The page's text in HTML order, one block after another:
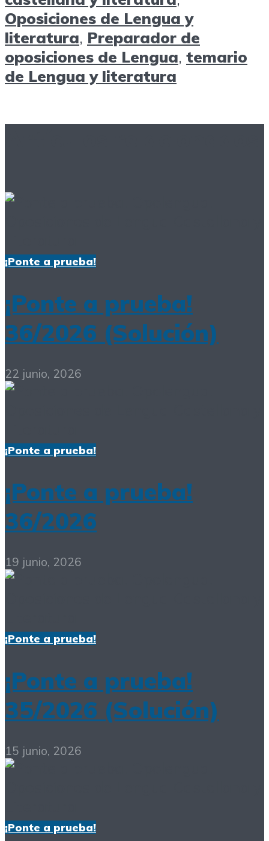
Oposiciones de Lengua y
literatura, Preparador de
oposiciones de Lengua, temario
de Lengua y literatura
¡Ponte a prueba!
¡Ponte a prueba!
36/2026 (Solución)
22 junio, 2026
¡Ponte a prueba!
¡Ponte a prueba!
36/2026
19 junio, 2026
¡Ponte a prueba!
¡Ponte a prueba!
35/2026 (Solución)
15 junio, 2026
¡Ponte a prueba!